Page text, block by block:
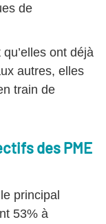
de
ont déjà
autres, elles
train de
des PME
principal
53% à